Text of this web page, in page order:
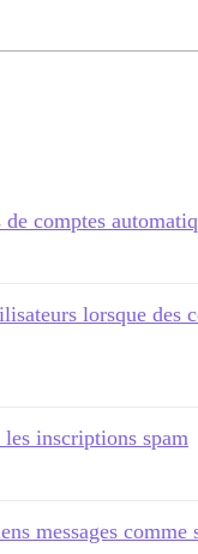
comptes
lorsque des
inscriptions spam
messages comme